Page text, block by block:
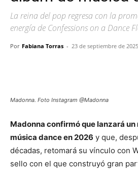
La reina del pop regresa con la
energía de Confessions on a Dance
Por Fabiana Torras - 23 de septiembre de 2025
Madonna. Foto Instagram @Madonna
Madonna confirmó que lanzará
música dance en 2026 y que,
décadas, retomará su vínculo con
sello con el que construyó gran